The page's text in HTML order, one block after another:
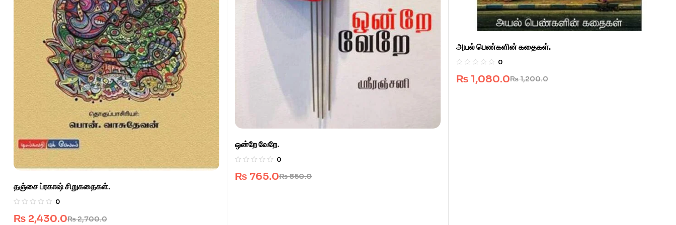
தஞ்சை ப்ரகாஷ் சிறுகதைகள்.
0
₨2,700.0
₨ 2,430.0
ஒன்றே வேறே.
0
₨850.0
₨ 765.0
அயல் பெண்களின் கதைகள்.
0
₨1,200.0
₨ 1,080.0